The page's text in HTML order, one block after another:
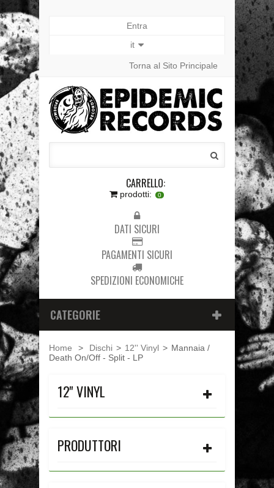
Entra
it
Torna al Sito Principale
CARRELLO:
prodotti: 0
DATI SICURI
PAGAMENTI SICURI
SPEDIZIONI ECONOMICHE
CATEGORIE
Home > Dischi > 12'' Vinyl > Mannaia /
Death On/Off - Split - LP
12'' VINYL
PRODUTTORI